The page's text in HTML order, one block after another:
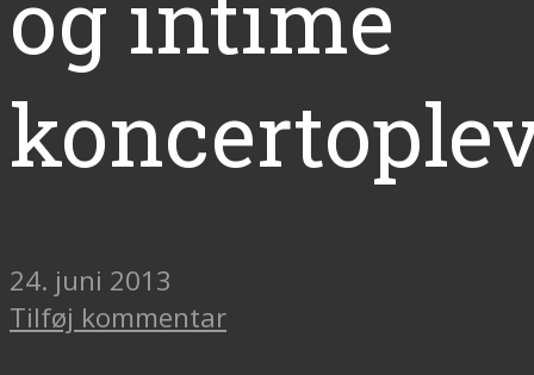
24. juni 2013
Tilføj kommentar